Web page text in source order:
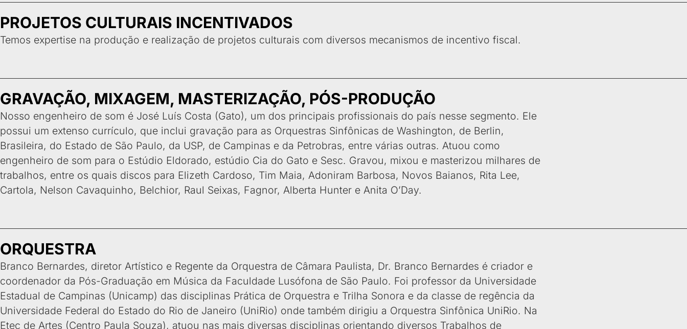
PROJETOS CULTURAIS INCENTIVADOS
Temos expertise na produção e realização de projetos culturais com diversos mecanismos de incentivo fiscal.
GRAVAÇÃO, MIXAGEM, MASTERIZAÇÃO, PÓS-PRODUÇÃO
Nosso engenheiro de som é José Luís Costa (Gato), um dos principais profissionais do país nesse segmento. Ele
possui um extenso currículo, que inclui gravação para as Orquestras Sinfônicas de Washington, de Berlin,
Brasileira, do Estado de São Paulo, da USP, de Campinas e da Petrobras, entre várias outras. Atuou como
engenheiro de som para o Estúdio Eldorado, estúdio Cia do Gato e Sesc. Gravou, mixou e masterizou milhares de
trabalhos, entre os quais discos para Elizeth Cardoso, Tim Maia, Adoniram Barbosa, Novos Baianos, Rita Lee,
Cartola, Nelson Cavaquinho, Belchior, Raul Seixas, Fagnor, Alberta Hunter e Anita O’Day.
ORQUESTRA
Branco Bernardes, diretor Artístico e Regente da Orquestra de Câmara Paulista, Dr. Branco Bernardes é criador e
coordenador da Pós-Graduação em Música da Faculdade Lusófona de São Paulo. Foi professor da Universidade
Estadual de Campinas (Unicamp) das disciplinas Prática de Orquestra e Trilha Sonora e da classe de regência da
Universidade Federal do Estado do Rio de Janeiro (UniRio) onde também dirigiu a Orquestra Sinfônica UniRio. Na
Etec de Artes (Centro Paula Souza), atuou nas mais diversas disciplinas orientando diversos Trabalhos de